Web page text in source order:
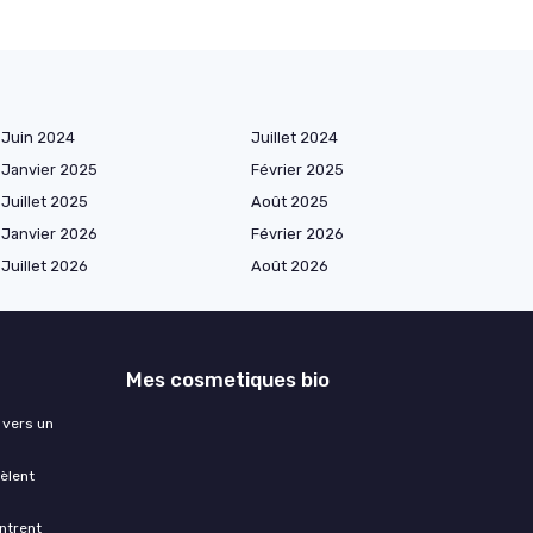
Juin 2024
Juillet 2024
Janvier 2025
Février 2025
Juillet 2025
Août 2025
Janvier 2026
Février 2026
Juillet 2026 Août 2026
un
Mes cosmetiques bio